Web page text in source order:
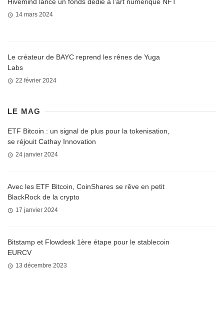
Hivemind lance un fonds dédié à l’art numérique NFT
14 mars 2024
Le créateur de BAYC reprend les rênes de Yuga
Labs
22 février 2024
LE MAG
ETF Bitcoin : un signal de plus pour la tokenisation,
se réjouit Cathay Innovation
24 janvier 2024
Avec les ETF Bitcoin, CoinShares se rêve en petit
BlackRock de la crypto
17 janvier 2024
Bitstamp et Flowdesk 1ère étape pour le stablecoin
EURCV
13 décembre 2023